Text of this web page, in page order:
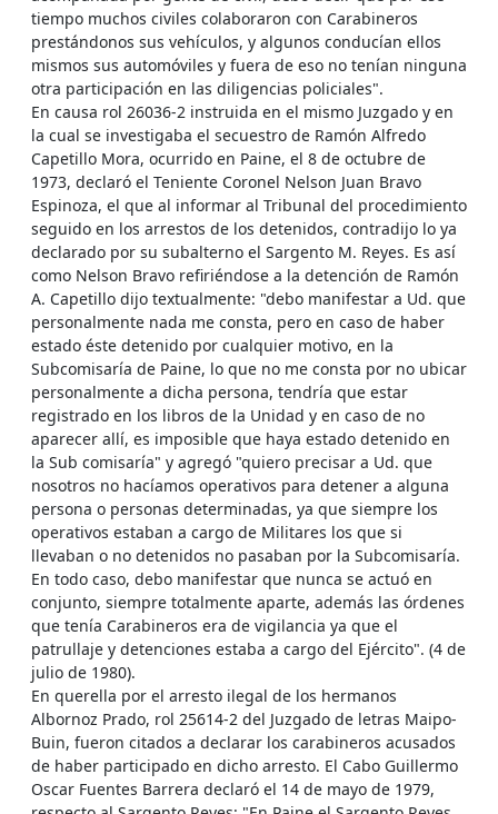
tiempo muchos civiles colaboraron con Carabineros
prestándonos sus vehículos, y algunos conducían ellos
mismos sus automóviles y fuera de eso no tenían ninguna
otra participación en las diligencias policiales".
En causa rol 26036-2 instruida en el mismo Juzgado y en
la cual se investigaba el secuestro de Ramón Alfredo
Capetillo Mora, ocurrido en Paine, el 8 de octubre de
1973, declaró el Teniente Coronel Nelson Juan Bravo
Espinoza, el que al informar al Tribunal del procedimiento
seguido en los arrestos de los detenidos, contradijo lo ya
declarado por su subalterno el Sargento M. Reyes. Es así
como Nelson Bravo refiriéndose a la detención de Ramón
A. Capetillo dijo textualmente: "debo manifestar a Ud. que
personalmente nada me consta, pero en caso de haber
estado éste detenido por cualquier motivo, en la
Subcomisaría de Paine, lo que no me consta por no ubicar
personalmente a dicha persona, tendría que estar
registrado en los libros de la Unidad y en caso de no
aparecer allí, es imposible que haya estado detenido en
la Sub comisaría" y agregó "quiero precisar a Ud. que
nosotros no hacíamos operativos para detener a alguna
persona o personas determinadas, ya que siempre los
operativos estaban a cargo de Militares los que si
llevaban o no detenidos no pasaban por la Subcomisaría.
En todo caso, debo manifestar que nunca se actuó en
conjunto, siempre totalmente aparte, además las órdenes
que tenía Carabineros era de vigilancia ya que el
patrullaje y detenciones estaba a cargo del Ejército". (4 de
julio de 1980).
En querella por el arresto ilegal de los hermanos
Albornoz Prado, rol 25614-2 del Juzgado de letras Maipo-
Buin, fueron citados a declarar los carabineros acusados
de haber participado en dicho arresto. El Cabo Guillermo
Oscar Fuentes Barrera declaró el 14 de mayo de 1979,